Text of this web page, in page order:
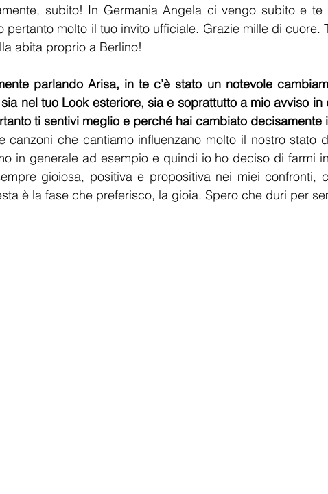
subito! In Germania Angela ci vengo subito e
pertanto molto il tuo invito ufficiale. Grazie mille di cuore.
abita proprio a Berlino!
parlando Arisa, in te c’è stato un notevole
nel tuo Look esteriore, sia e soprattutto a mio avviso
ti sentivi meglio e perché hai cambiato decisamente
canzoni che cantiamo influenzano molto il nostro stato
in generale ad esempio e quindi io ho deciso di farmi
gioiosa, positiva e propositiva nei miei confronti,
è la fase che preferisco, la gioia. Spero che duri per